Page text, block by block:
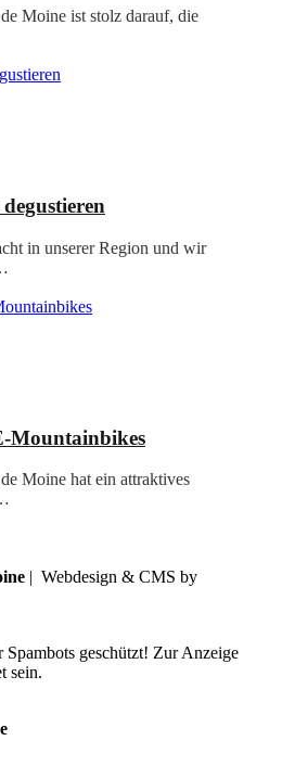
Moine ist stolz darauf, die
in unserer Region und wir
Mountainbikes
Moine hat ein attraktives
| Webdesign & CMS by
geschützt! Zur Anzeige
sein.